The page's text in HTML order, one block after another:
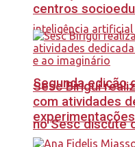
Segunda edição
no Sesc discute
centros
Sesc Birigui
com atividades